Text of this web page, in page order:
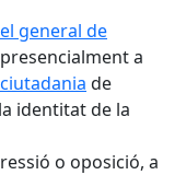
general de
a
de
identitat de la
o oposició, a